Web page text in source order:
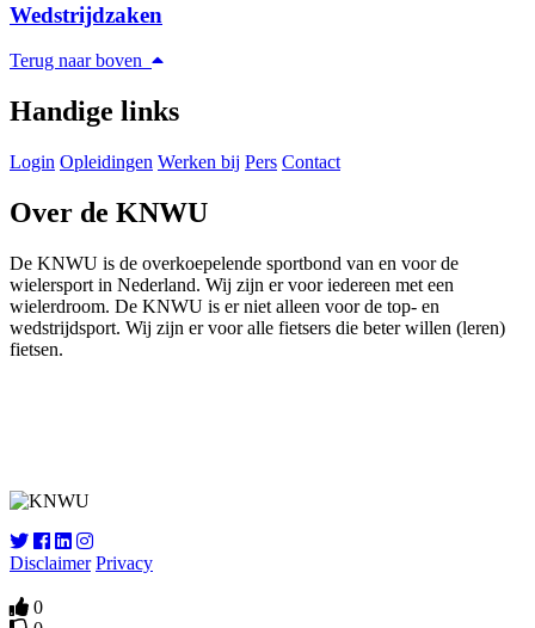
Wedstrijdzaken
Terug naar boven
Handige links
Login Opleidingen Werken bij Pers Contact
Over de KNWU
De KNWU is de overkoepelende sportbond van en voor de
wielersport in Nederland. Wij zijn er voor iedereen met een
wielerdroom. De KNWU is er niet alleen voor de top- en
wedstrijdsport. Wij zijn er voor alle fietsers die beter willen (leren)
fietsen.
Disclaimer Privacy
0